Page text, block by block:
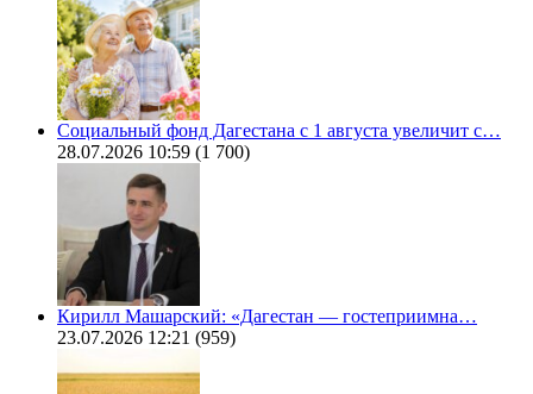
Социальный фонд Дагестана с 1 августа увеличит с…
28.07.2026 10:59 (1 700)
Кирилл Машарский: «Дагестан — гостеприимна…
23.07.2026 12:21 (959)